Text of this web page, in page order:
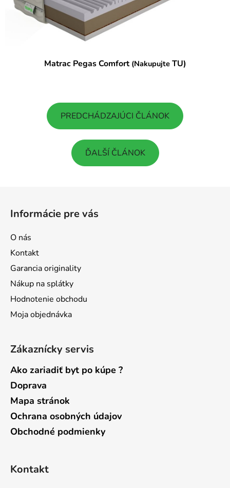
Matrac Pegas Comfort (NakupujteTU)
PREDCHÁDZAJÚCI ČLÁNOK
ĎALŠÍ ČLÁNOK
Informácie pre vás
O nás
Kontakt
Garancia originality
Nákup na splátky
Hodnotenie obchodu
Moja objednávka
Zákaznícky servis
Ako zariadiť byt po kúpe ?
Doprava
Mapa stránok
Ochrana osobných údajov
Obchodné podmienky
Kontakt